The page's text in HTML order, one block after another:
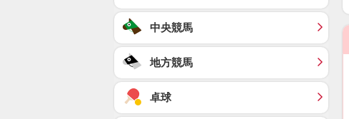
中央競馬
地方競馬
卓球